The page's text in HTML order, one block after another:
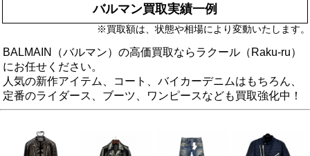
バルマン買取実績一例
※買取額は、状態や相場により変動いたします。
BALMAIN（バルマン）の高価買取ならラクール（Raku-ru）
にお任せください。
人気の新作アイテム、コート、バイカーデニムはもちろん、
定番のライダース、ブーツ、ワンピースなども買取強化中！